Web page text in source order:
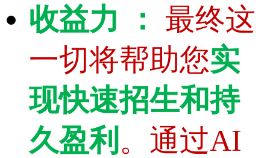
收益力 ：
最终这
一切将帮助您实
现快速招生和持
久盈利 。通过AI